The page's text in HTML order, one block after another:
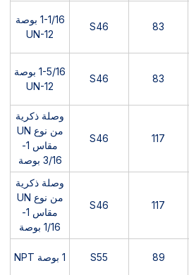
83
S46
1-1/16 بوصة
UN-12
83
S46
1-5/16 بوصة
UN-12
117
S46
وصلة ذكرية
من نوع UN
مقاس 1-
3/16 بوصة
117
S46
وصلة ذكرية
من نوع UN
مقاس 1-
1/16 بوصة
89
S55 1 بوصة NPT